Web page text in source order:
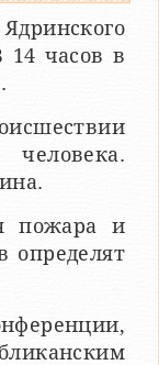
14 часов в
пожара и
определят